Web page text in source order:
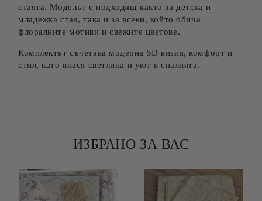
стаята. Моделът е подходящ както за детска и
младежка стая, така и за всеки, който обича
флоралните мотиви и свежите цветове.
Комплектът съчетава модерна 5D визия, комфорт и
стил, като внася светлина и уют в спалнята.
ИЗБРАНО ЗА ВАС